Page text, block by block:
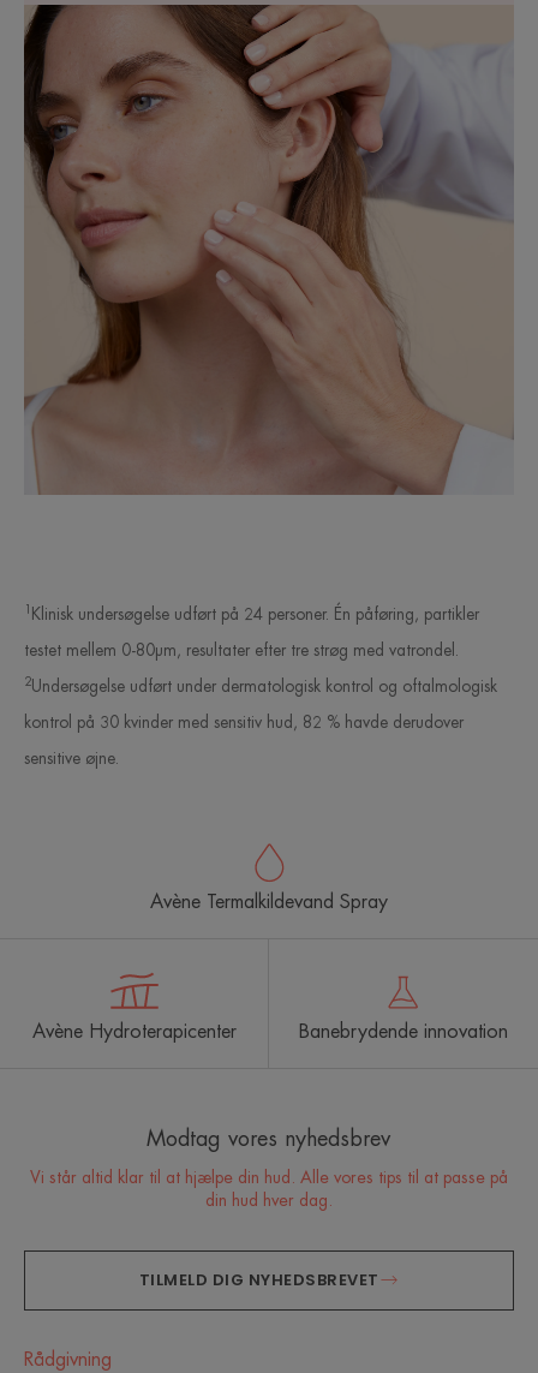
Klinisk undersøgelse udført på 24 personer. Én påføring, partikler
testet mellem 0-80µm, resultater efter tre strøg med vatrondel.
2Undersøgelse udført under dermatologisk kontrol og oftalmologisk
kontrol på 30 kvinder med sensitiv hud, 82 % havde derudover
sensitive øjne.
Avène Termalkildevand Spray
Avène Hydroterapicenter Banebrydende innovation
Modtag vores nyhedsbrev
Vi står altid klar til at hjælpe din hud. Alle vores tips til at passe på
din hud hver dag.
TILMELD DIG NYHEDSBREVET
Rådgivning